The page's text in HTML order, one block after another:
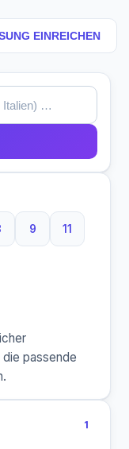
EINREICHEN
Buchstaben
9
9 Buchstaben
11
11
die passende
1